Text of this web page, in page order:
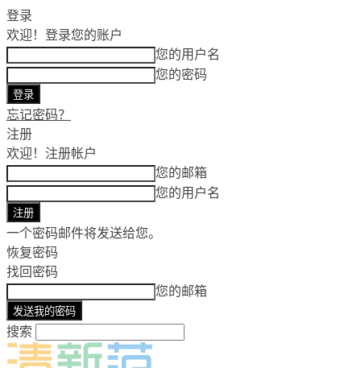
登录
欢迎！ 登录您的账户
您的用户名
您的密码
忘记密码？
注册
欢迎！ 注册帐户
您的邮箱
您的用户名
一个密码邮件将发送给您。
恢复密码
找回密码
您的邮箱
搜索